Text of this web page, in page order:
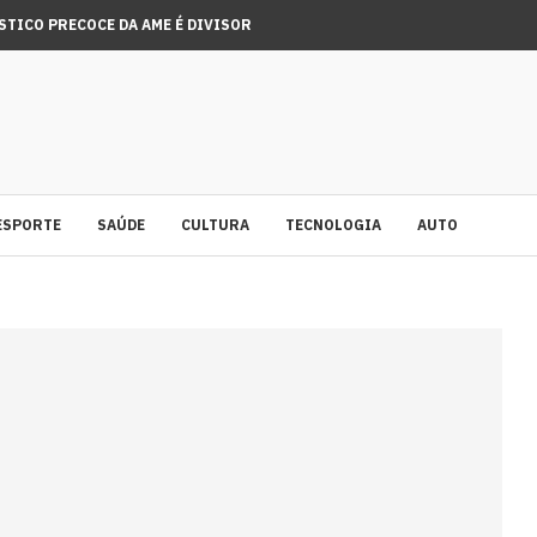
PRECOCE DA AME É DIVISOR DE ÁGUAS,...
SAÚDE CULTURA TECNOLOGIA AUTO